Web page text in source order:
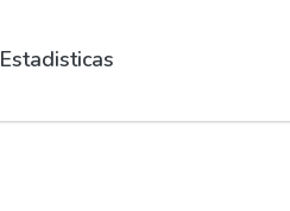
Estadisticas